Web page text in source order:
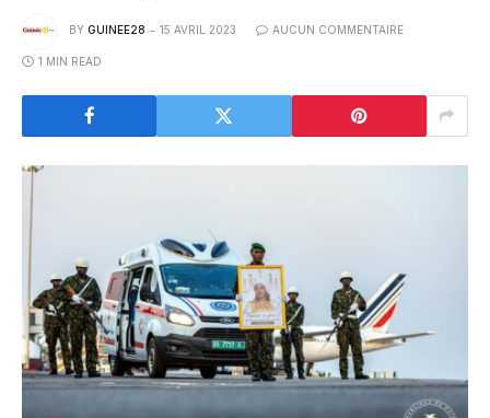
BY GUINEE28 15 AVRIL 2023 AUCUN COMMENTAIRE
1 MIN READ